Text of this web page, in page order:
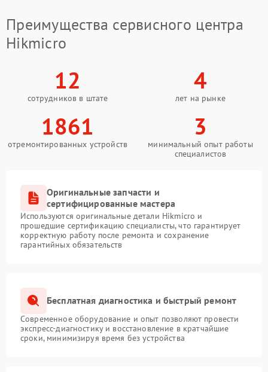
Преимущества сервисного центра
Hikmicro
12
сотрудников в штате
4
лет на рынке
1861
отремонтированных устройств
3
минимальный опыт работы
специалистов
Оригинальные запчасти и
сертифицированные мастера
Используются оригинальные детали Hikmicro и
прошедшие сертификацию специалисты, что гарантирует
корректную работу после ремонта и сохранение
гарантийных обязательств
Бесплатная диагностика и быстрый ремонт
Современное оборудование и опыт позволяют провести
экспресс-диагностику и восстановление в кратчайшие
сроки, минимизируя время без устройства